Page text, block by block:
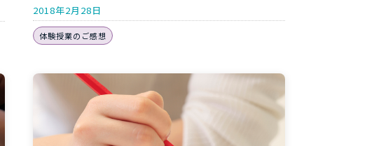
2018年2月28日
体験授業のご感想